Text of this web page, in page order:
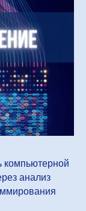
компьютерной
анализ